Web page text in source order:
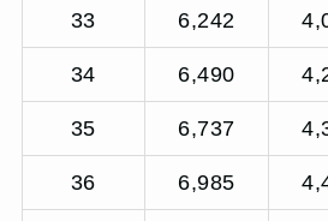
33 6,242
34 6,490
35 6,737
36 6,985